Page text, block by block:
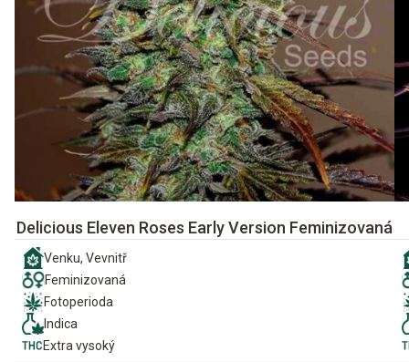
Delicious Eleven Roses Early Version Feminizovaná
Venku, Vevnitř
Feminizovaná
Fotoperioda
Indica
Extra vysoký